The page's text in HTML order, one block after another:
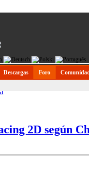
Descargas Foro
2D según